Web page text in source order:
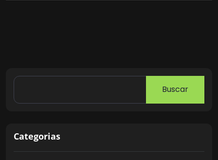
Buscar
Categorias